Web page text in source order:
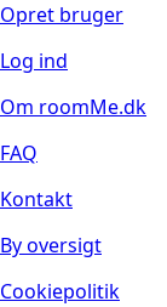
Opret bruger
Log ind
Om roomMe.dk
FAQ
Kontakt
By oversigt
Cookiepolitik